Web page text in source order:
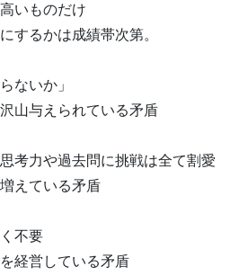
いものだけ
するかは成績帯次第。
ないか」
山与えられている矛盾
考力や過去問に挑戦は全て割愛
えている矛盾
不要
経営している矛盾